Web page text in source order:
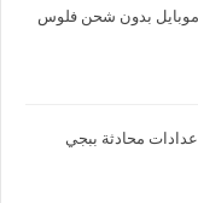
موبايل بدون شحن فلوس
محادثة ببجي